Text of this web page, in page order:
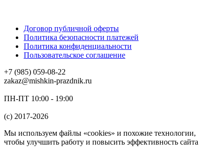
Договор публичной оферты
Политика безопасности платежей
Политика конфиденциальности
Пользовательское соглашение
+7 (985) 059-08-22
zakaz@mishkin-prazdnik.ru
ПН-ПТ 10:00 - 19:00
(c) 2017-2026
Мы используем файлы «cookies» и похожие технологии,
чтобы улучшить работу и повысить эффективность сайта